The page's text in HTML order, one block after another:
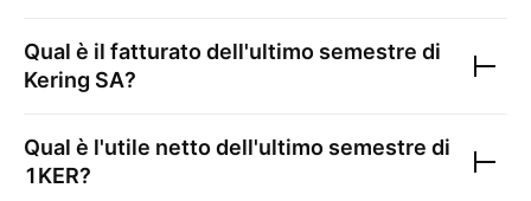
Qual è il fatturato dell'ultimo semestre di
Kering SA?
Qual è l'utile netto dell'ultimo semestre di
1KER?